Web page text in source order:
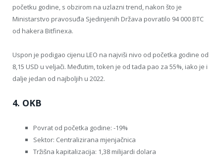
početku godine, s obzirom na uzlazni trend, nakon što je
Ministarstvo pravosuđa Sjedinjenih Država povratilo 94 000 BTC
od hakera Bitfinexa.
Uspon je podigao cijenu LEO na najviši nivo od početka godine od
8,15 USD u veljači. Međutim, token je od tada pao za 55%, iako je i
dalje jedan od najboljih u 2022.
4. OKB
Povrat od početka godine: -19%
Sektor: Centralizirana mjenjačnica
Tržišna kapitalizacija: 1,38 milijardi dolara